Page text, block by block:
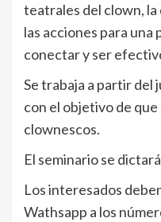
teatrales del clown, la
las acciones para
conectar y ser
Se trabaja a partir del
con el objetivo de
clownescos.
El seminario se
Los interesados
Wathsapp a los